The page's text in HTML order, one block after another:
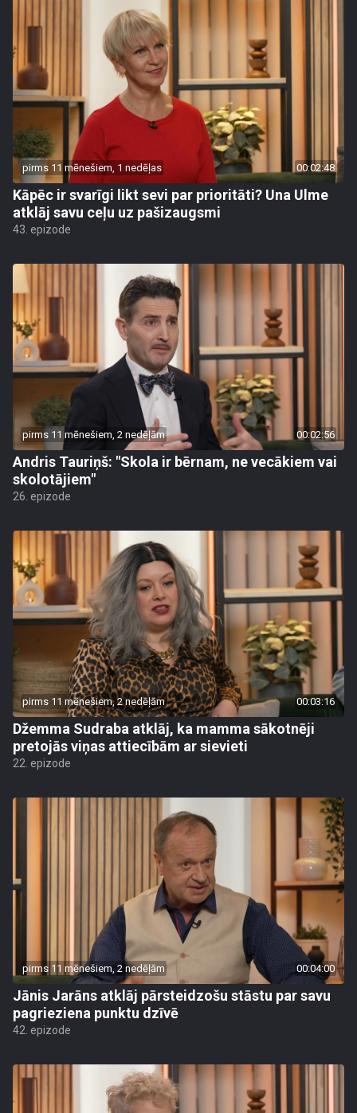
pirms 11 mēnešiem, 1 nedēļas 00:02:48
Kāpēc ir svarīgi likt sevi par prioritāti? Una Ulme
atklāj savu ceļu uz pašizaugsmi
43. epizode
pirms 11 mēnešiem, 2 nedēļām 00:02:56
Andris Tauriņš: "Skola ir bērnam, ne vecākiem vai
skolotājiem"
26. epizode
pirms 11 mēnešiem, 2 nedēļām 00:03:16
Džemma Sudraba atklāj, ka mamma sākotnēji
pretojās viņas attiecībām ar sievieti
22. epizode
pirms 11 mēnešiem, 2 nedēļām 00:04:00
Jānis Jarāns atklāj pārsteidzošu stāstu par savu
pagrieziena punktu dzīvē
42. epizode